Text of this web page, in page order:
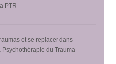
PTR
et se replacer dans
Psychothérapie du Trauma